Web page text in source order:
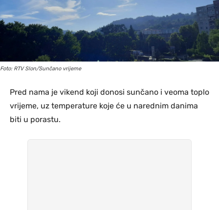
Foto: RTV Slon/Sunčano vrijeme
Pred nama je vikend koji donosi sunčano i veoma toplo
vrijeme, uz temperature koje će u narednim danima
biti u porastu.